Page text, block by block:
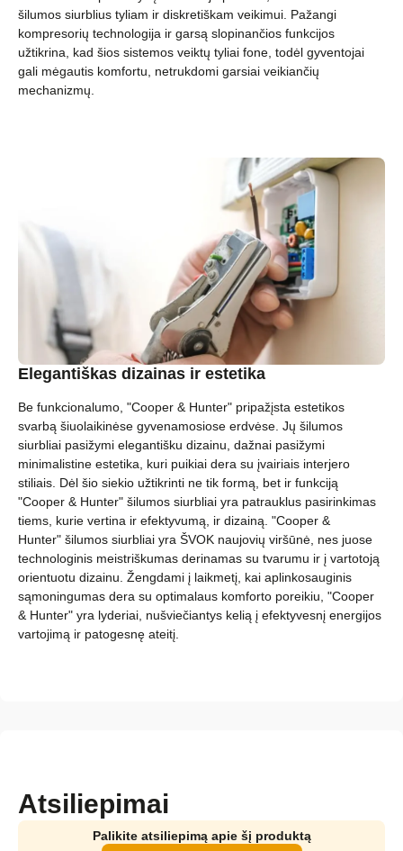
šilumos siurblius tyliam ir diskretiškam veikimui. Pažangi
kompresorių technologija ir garsą slopinančios funkcijos
užtikrina, kad šios sistemos veiktų tyliai fone, todėl gyventojai
gali mėgautis komfortu, netrukdomi garsiai veikiančių
mechanizmų.
Elegantiškas dizainas ir estetika
Be funkcionalumo, "Cooper & Hunter" pripažįsta estetikos
svarbą šiuolaikinėse gyvenamosiose erdvėse. Jų šilumos
siurbliai pasižymi elegantišku dizainu, dažnai pasižymi
minimalistine estetika, kuri puikiai dera su įvairiais interjero
stiliais. Dėl šio siekio užtikrinti ne tik formą, bet ir funkciją
"Cooper & Hunter" šilumos siurbliai yra patrauklus pasirinkimas
tiems, kurie vertina ir efektyvumą, ir dizainą. "Cooper &
Hunter" šilumos siurbliai yra ŠVOK naujovių viršūnė, nes juose
technologinis meistriškumas derinamas su tvarumu ir į vartotoją
orientuotu dizainu. Žengdami į laikmetį, kai aplinkosauginis
sąmoningumas dera su optimalaus komforto poreikiu, "Cooper
& Hunter" yra lyderiai, nušviečiantys kelią į efektyvesnį energijos
vartojimą ir patogesnę ateitį.
Atsiliepimai
Palikite atsiliepimą apie šį produktą